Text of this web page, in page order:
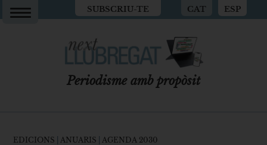
SUBSCRIU-TE CAT ESP
Periodisme amb propòsit
EDICIONS ANUARIS AGENDA 2030